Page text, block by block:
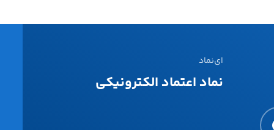
ای‌نماد
نماد اعتماد الکترونیکی